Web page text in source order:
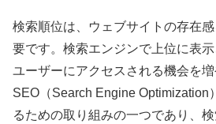
検索順位は、ウェブサイトの存在
要です。検索エンジンで上位に表
ユーザーにアクセスされる機会を増
SEO（Search Engine Optimization
るための取り組みの一つであり、